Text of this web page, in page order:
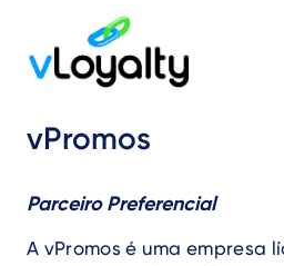
vPromos
Parceiro Preferencial
A vPromos é uma empresa